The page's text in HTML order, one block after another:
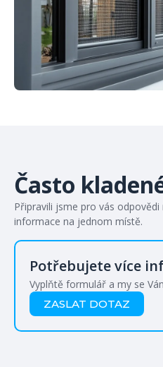
Často
Připravili jsme pro vás
informace na jednom místě.
Potřebujete více
Vyplňtě formulář a my se
ZASLAT DOTAZ